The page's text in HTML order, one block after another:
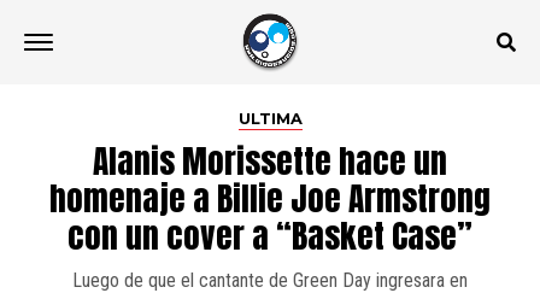
ULTIMA
Alanis Morissette hace un
homenaje a Billie Joe Armstrong
con un cover a “Basket Case”
Luego de que el cantante de Green Day ingresara en